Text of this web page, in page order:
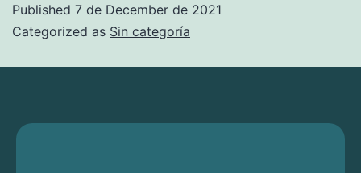
Published 7 de December de 2021
Categorized as Sin categoría